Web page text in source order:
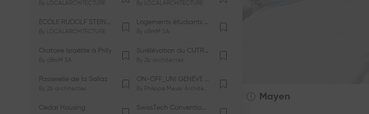
By LOCALARCHITECTURE By LOCALARCHITECTURE
ÉCOLE RUDOLF STEINER DE GENÈVE
By LOCALARCHITECTURE
Logements étudiants à Serrières
By cBmM SA
Oratoire Israélite à Prilly
By cBmM SA
Surélévation du CUTR-CHUV
By 2b architectes
Passerelle de la Sallaz
By 2b architectes
ON-OFF_UNI GENÈVE Faculté de Psychologie
By Philippe Meyer Architecte
Cedar Housing SwissTech Convention Center
Mayen